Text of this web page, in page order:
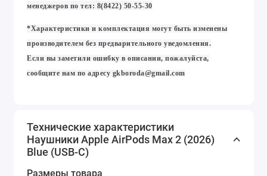
менеджеров по тел: 8(8422) 50-55-30
*Характеристики и комплектация могут быть изменены
производителем без предварительного уведомления.
Если вы заметили ошибку в описании, пожалуйста,
сообщите нам по адресу gkboroda@gmail.com
Технические характеристики
Наушники Apple AirPods Max 2 (2026)
Blue (USB-C)
Размеры товара